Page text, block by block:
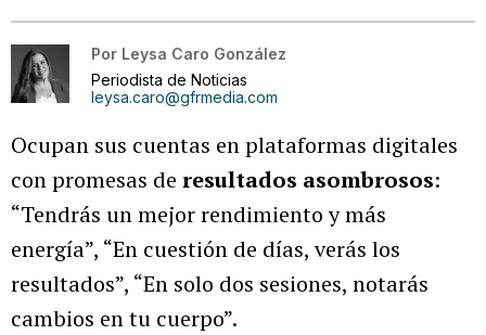
Por Leysa Caro González
Periodista de Noticias
leysa.caro@gfrmedia.com
Ocupan sus cuentas en plataformas digitales
con promesas de resultados asombrosos:
“Tendrás un mejor rendimiento y más
energía”, “En cuestión de días, verás los
resultados”, “En solo dos sesiones, notarás
cambios en tu cuerpo”.